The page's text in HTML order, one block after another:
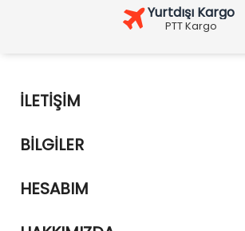
Yurtdışı Kargo
PTT Kargo
İLETIŞIM
BILGILER
HESABIM